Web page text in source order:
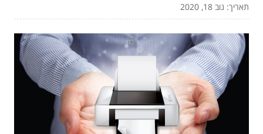
תאריך: נוב 18, 2020